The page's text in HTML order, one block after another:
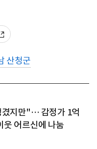
산청군
겼지만"… 감정가 1억
웃 어르신에 나눔